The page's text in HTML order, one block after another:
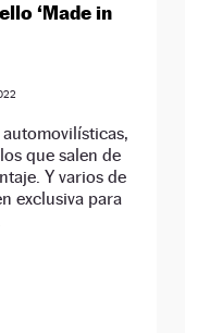
‘Made in
que salen de
Y varios de
exclusiva para